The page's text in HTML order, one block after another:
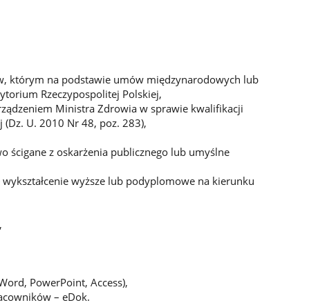
którym na podstawie umów międzynarodowych lub
Rzeczypospolitej Polskiej,
Ministra Zdrowia w sprawie kwalifikacji
U. 2010 Nr 48, poz. 283),
ścigane z oskarżenia publicznego lub umyślne
wyższe lub podyplomowe na kierunku
PowerPoint, Access),
– eDok.